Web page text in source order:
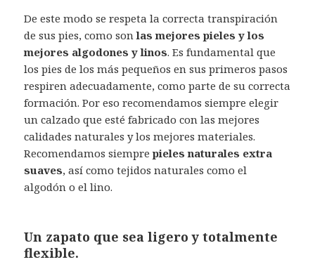
De este modo se respeta la correcta transpiración
de sus pies, como sonlas mejores pieles y los
mejores algodones y linos. Es fundamental que
los pies de los más pequeños en sus primeros pasos
respiren adecuadamente, como parte de su correcta
formación. Por eso recomendamos siempre elegir
un calzado que esté fabricado con las mejores
calidades naturales y los mejores materiales.
Recomendamos siemprepieles naturales extra
suaves, así como tejidos naturales como el
algodón o el lino.
Un zapato que sea ligero y totalmente
flexible.